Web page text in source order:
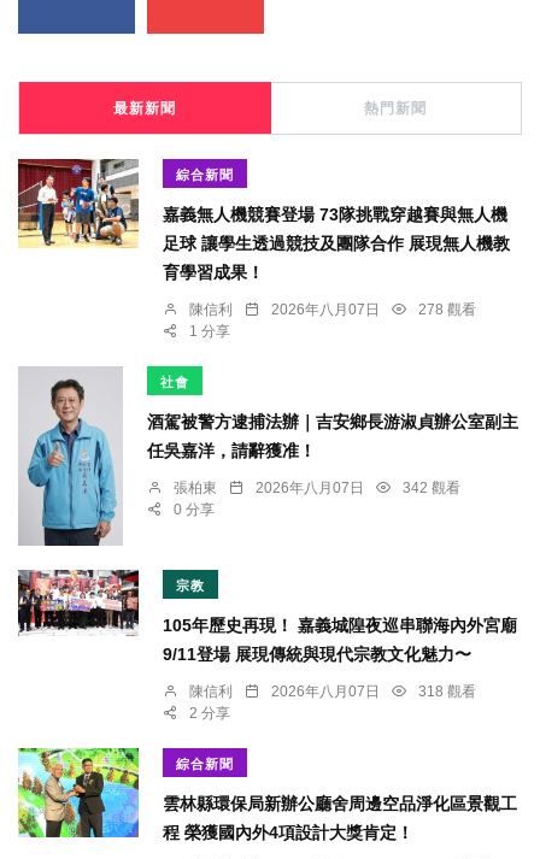
最新新聞 熱門新聞
綜合新聞
嘉義無人機競賽登場 73隊挑戰穿越賽與無人機
足球 讓學生透過競技及團隊合作 展現無人機教
育學習成果！
陳信利 2026年八月07日
278 觀看
1 分享
社會
酒駕被警方逮捕法辦｜吉安鄉長游淑貞辦公室副主
任吳嘉洋，請辭獲准！
張柏東 2026年八月07日
342 觀看
0 分享
宗教
105年歷史再現！ 嘉義城隍夜巡串聯海內外宮廟
9/11登場 展現傳統與現代宗教文化魅力〜
陳信利 2026年八月07日
318 觀看
2 分享
綜合新聞
雲林縣環保局新辦公廳舍周邊空品淨化區景觀工
程 榮獲國內外4項設計大獎肯定！